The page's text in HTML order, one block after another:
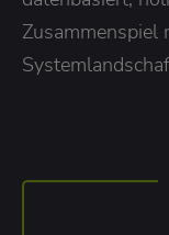
Zusammenspiel